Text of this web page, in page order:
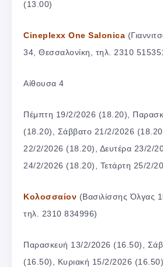
(13.00)
Cineplexx One Salonica
34, Θεσσαλονίκη, τηλ. 2310
Αίθουσα 4
Πέμπτη 19/2/2026 (18.20),
(18.20), Σάββατο 21/2/2026
22/2/2026 (18.20), Δευτέρα 23/2/
24/2/2026 (18.20), Τετάρτη 25/2/
Κολοσσαίον (Βασιλίσσης Όλγας
τηλ. 2310 834996)
Παρασκευή 13/2/2026 (16.50),
(16.50), Κυριακή 15/2/2026